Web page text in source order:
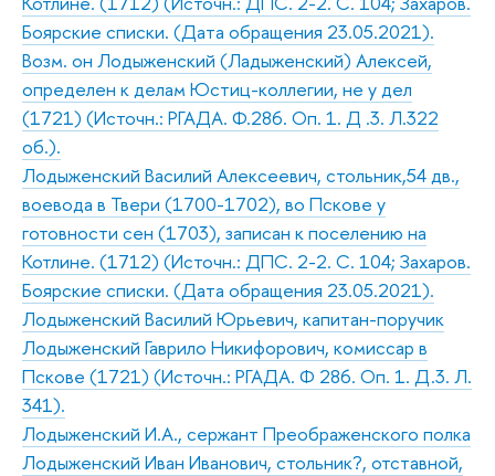
Боярские списки. (Дата обращения 23.05.2021).
Возм. он Лодыженский (Ладыженский) Алексей,
определен к делам Юстиц-коллегии, не у дел
(1721) (Источн.: РГАДА. Ф.286. Оп. 1. Д .3. Л.322
об.).
Лодыженский Василий Алексеевич, стольник,54 дв.,
воевода в Твери (1700-1702), во Пскове у
готовности сен (1703), записан к поселению на
Котлине. (1712) (Источн.: ДПС. 2-2. С. 104; Захаров.
Боярские списки. (Дата обращения 23.05.2021).
Лодыженский Василий Юрьевич, капитан-поручик
Лодыженский Гаврило Никифорович, комиссар в
Пскове (1721) (Источн.: РГАДА. Ф 286. Оп. 1. Д.3. Л.
341).
Лодыженский И.А., сержант Преображенского полка
Лодыженский Иван Иванович, стольник?, отставной,